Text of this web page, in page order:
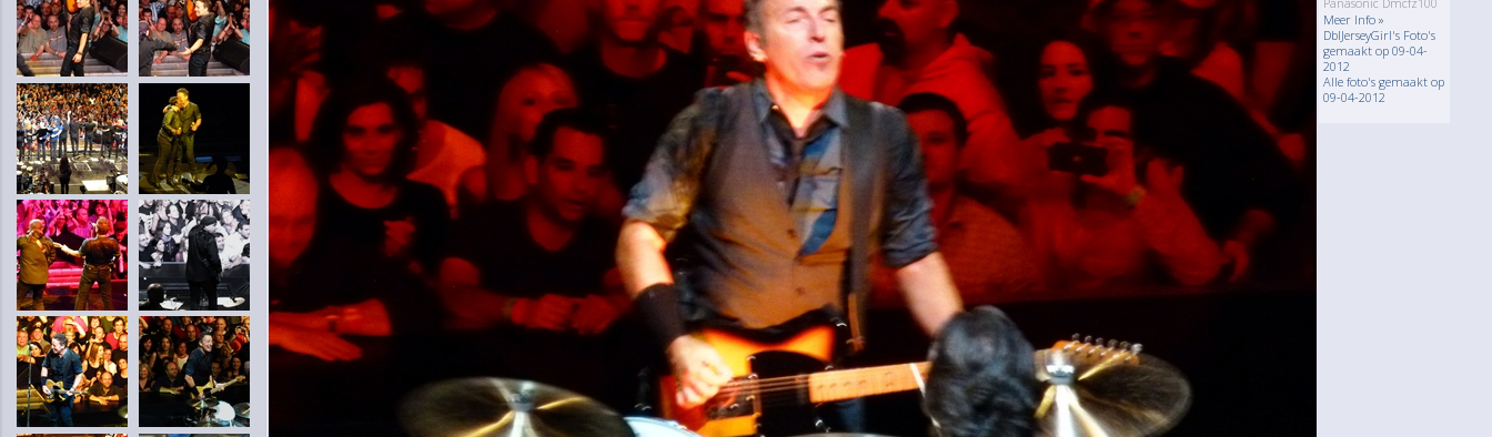
Meer Info »
DblJerseyGirl's Foto's
gemaakt op 09-04-
2012
Alle foto's gemaakt op
09-04-2012